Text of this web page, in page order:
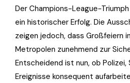
Der Champions-League-
ein historischer Erfolg. Die
zeigen jedoch, dass Großfeiern
Metropolen zunehmend zur
Entscheidend ist nun, ob
Ereignisse konsequent